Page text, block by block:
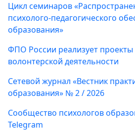
Цикл семинаров
психолого-педагогического
образования»
ФПО России реализует проекты
волонтерской деятельности
Сетевой журнал «Вестник
образования» № 2 / 2026
Сообщество психологов
Telegram